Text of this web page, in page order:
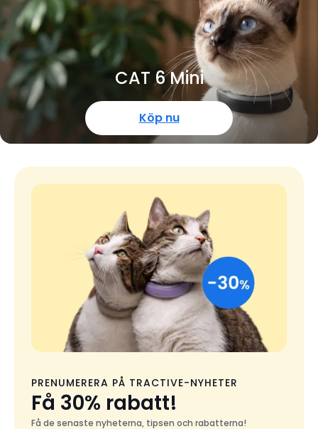
CAT 6 Mini
Köp nu
PRENUMERERA PÅ TRACTIVE-NYHETER
Få 30% rabatt!
Få de senaste nyheterna, tipsen och rabatterna!